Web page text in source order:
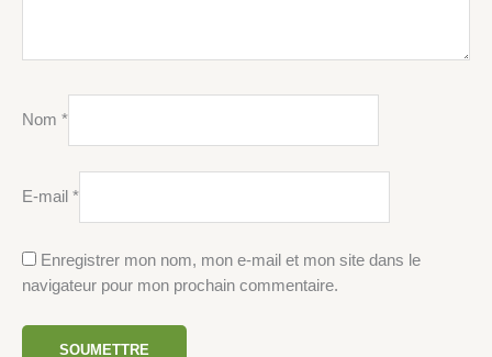
Nom *
E-mail *
Enregistrer mon nom, mon e-mail et mon site dans le
navigateur pour mon prochain commentaire.